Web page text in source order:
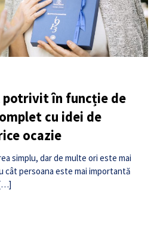
potrivit în funcție de
cu idei de
ocazie
simplu, dar de multe ori este mai
cât persoana este mai importantă